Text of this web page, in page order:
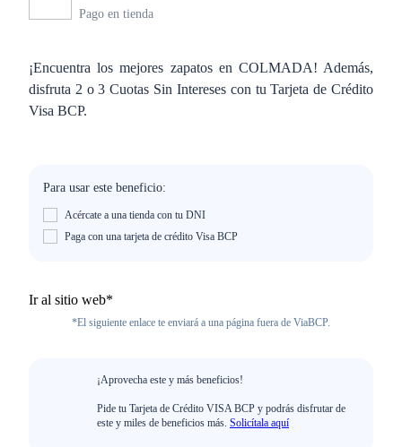
Pago en tienda
¡Encuentra los mejores zapatos en COLMADA! Además,
disfruta 2 o 3 Cuotas Sin Intereses con tu Tarjeta de Crédito
Visa BCP.
Para usar este beneficio:
Acércate a una tienda con tu DNI
Paga con una tarjeta de crédito Visa BCP
Ir al sitio web*
*El siguiente enlace te enviará a una página fuera de ViaBCP.
¡Aprovecha este y más beneficios!
Pide tu Tarjeta de Crédito VISA BCP y podrás disfrutar de
este y miles de beneficios más. Solicítala aquí